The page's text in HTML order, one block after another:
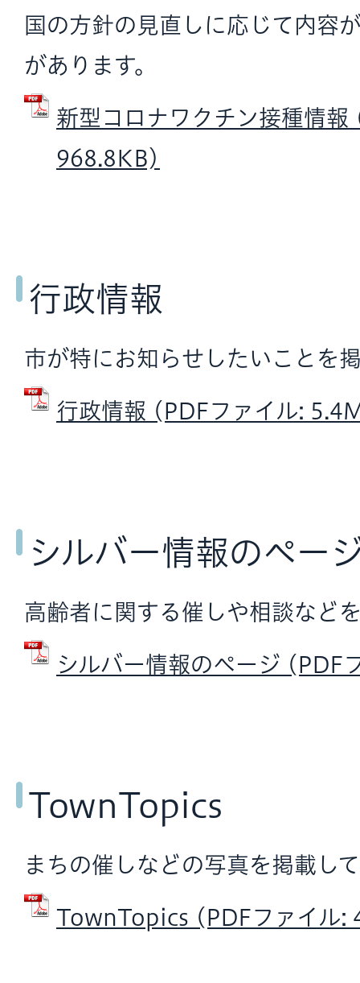
国の方針の見直しに応じて内容
があります。
新型コロナワクチン接種情報
968.8KB)
行政情報
市が特にお知らせしたいことを
行政情報 (PDFファイル:
シルバー情報のペー
高齢者に関する催しや相談など
シルバー情報のページ (PDF
TownTopics
まちの催しなどの写真を掲載し
TownTopics (PDFファイル: